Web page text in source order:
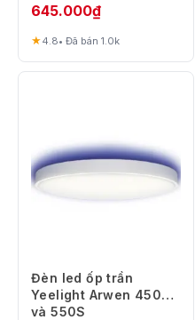
645.000₫
★4.8• Đã bán 1.0k
Đèn led ốp trần
Yeelight Arwen 450S
và 550S